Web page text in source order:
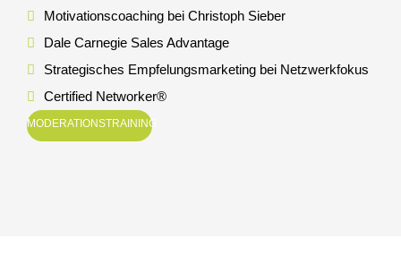
Motivationscoaching bei Christoph Sieber
Dale Carnegie Sales Advantage
Strategisches Empfelungsmarketing bei Netzwerkfokus
Certified Networker®
MODERATIONSTRAINING